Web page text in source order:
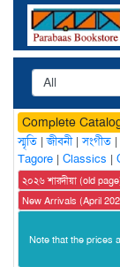
Complete
স্মৃতি |জীবনী|সংগীত |
Tagore | Classics |
২০২৬ শারদীয়া (old
New Arrivals (April
Note that the prices